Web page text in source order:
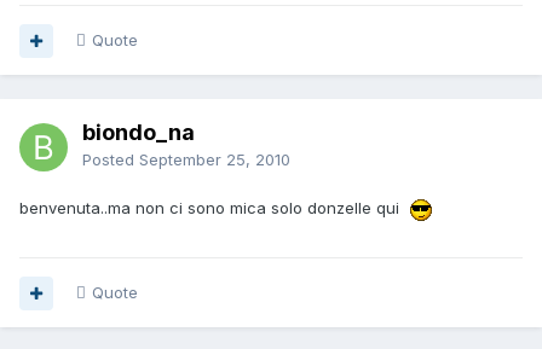
Quote
biondo_na
Posted September 25, 2010
benvenuta..ma non ci sono mica solo donzelle qui
Quote